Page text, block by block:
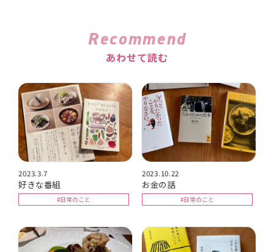
Recommend
あわせて読む
2023.3.7
好きな番組
#日常のこと
2023.10.22
お金の話
#日常のこと